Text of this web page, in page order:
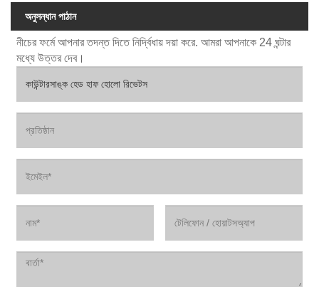
অনুসন্ধান পাঠান
নীচের ফর্মে আপনার তদন্ত দিতে নির্দ্বিধায় দয়া করে. আমরা আপনাকে 24 ঘন্টার
মধ্যে উত্তর দেব।